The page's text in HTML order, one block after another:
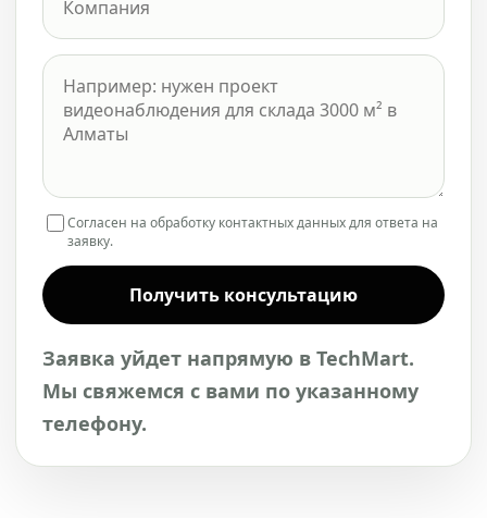
Согласен на обработку контактных данных для ответа на
заявку.
Получить консультацию
Заявка уйдет напрямую в TechMart.
Мы свяжемся с вами по указанному
телефону.